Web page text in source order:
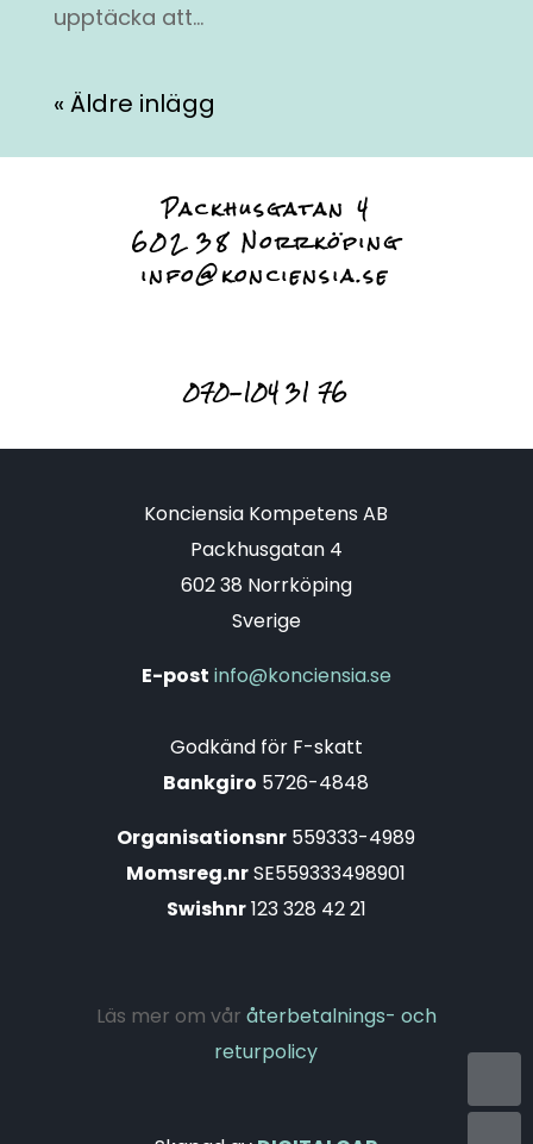
upptäcka att...
« Äldre inlägg
Packhusgatan 4
602 38 Norrköping
info@konciensia.se
070-104 31 76
Konciensia Kompetens AB
Packhusgatan 4
602 38 Norrköping
Sverige
E-post info@konciensia.se
Godkänd för F-skatt
Bankgiro 5726-4848
Organisationsnr 559333-4989
Momsreg.nrSE559333498901
Swishnr123 328 42 21
Läs mer om vår återbetalnings- och
returpolicy